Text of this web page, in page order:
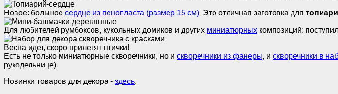
Новое: большое сердце из пенопласта (размер 15 см). Это отличная заготовка для
Для любителей румбоксов, кукольных домиков и других миниатюрных композиций:
Весна идет, скоро прилетят птички!
Есть не только миниатюрные скворечники, но и скворечники из фанеры, и скворечники в
рукодельнице).
Новинки товаров для декора - здесь.